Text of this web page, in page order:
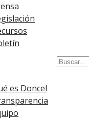
es Doncel